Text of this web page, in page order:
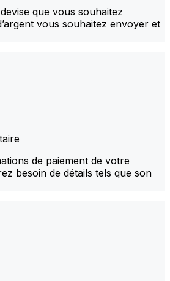
que vous souhaitez
vous souhaitez envoyer et
de paiement de votre
besoin de détails tels que son